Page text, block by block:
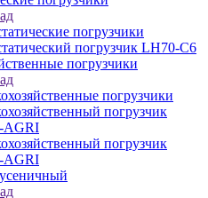
погрузчики
погрузчик LH70-C6
погрузчики
погрузчики
погрузчик
AGRI
погрузчик
AGRI